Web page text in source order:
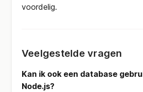
voordelig.
Veelgestelde vragen
Kan ik ook een database
Node.js?